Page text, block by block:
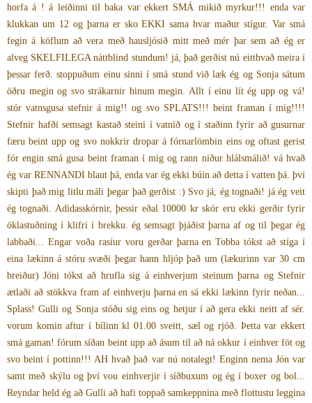
horfa á ! á leiðinni til baka var ekkert SMÁ mikið myrkur!!! enda var
klukkan um 12 og þarna er sko EKKI sama hvar maður stígur. Var smá
fegin á köflum að vera með hausljósið mitt með mér þar sem að ég er
alveg SKELFILEGA náttblind stundum! já, það gerðist nú eitthvað meira í
þessar ferð. stoppuðum einu sinni í smá stund við læk ég og Sonja sátum
öðru megin og svo strákarnir hinum megin. Allt í einu lít ég upp og vá!
stór vatnsgusa stefnir á mig!! og svo SPLATS!!! beint framan í mig!!!!
Stefnir hafði semsagt kastað steini í vatnið og í staðinn fyrir að gusurnar
færu beint upp og svo nokkrir dropar á fórnarlömbin eins og oftast gerist
fór engin smá gusa beint framan í mig og rann niður hlálsmálið! vá hvað
ég var RENNANDI blaut þá, enda var ég ekki búin að detta í vatten þá. því
skipti það mig litlu máli þegar það gerðist :) Svo já, ég tognaði! já ég veit
ég tognaði. Adidasskórnir, þessir eðal 10000 kr skór eru ekki gerðir fyrir
öklastuðning í klifri í brekku. ég semsagt þjáðist þarna af og til þegar ég
labbaði... Engar voða rasíur voru gerðar þarna en Tobba tókst að stíga í
eina lækinn á stóru svæði þegar hann hljóp það um (lækurinn var 30 cm
breiður) Jóni tókst að hrufla sig á einhverjum steinum þarna og Stefnir
ætlaði að stökkva fram af einhverju þarna en sá ekki lækinn fyrir neðan...
Splass! Gulli og Sonja stóðu sig eins og hetjur í að gera ekki neitt af sér.
vorum komin aftur í bílinn kl 01.00 sveitt, sæl og rjóð. Þetta var ekkert
smá gaman! fórum síðan beint upp að ásum til að ná okkur í einhver föt og
svo beint í pottinn!!! AH hvað það var nú notalegt! Enginn nema Jón var
samt með skýlu og því vou einhverjir í síðbuxum og ég í boxer og bol...
Reyndar held ég að Gulli að hafi toppað samkeppnina með flottustu leggina